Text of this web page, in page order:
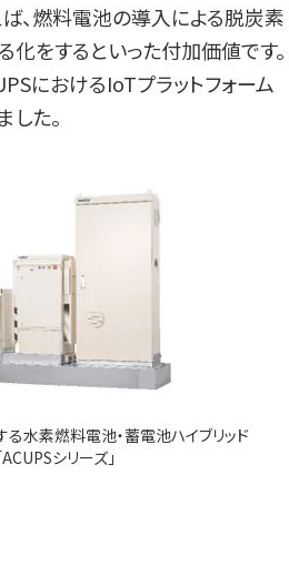
ば、燃料電池の導入による脱炭素
をするといった付加価値です。
におけるIoTプラットフォーム
た。
水素燃料電池・蓄電池ハイブリッド
ACUPSシリーズ」